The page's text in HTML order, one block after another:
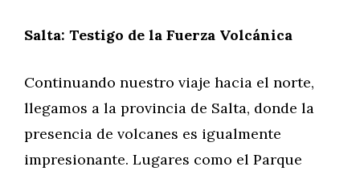
Salta: Testigo de la Fuerza Volcánica
Continuando nuestro viaje hacia el norte,
llegamos a la provincia de Salta, donde la
presencia de volcanes es igualmente
impresionante. Lugares como el Parque